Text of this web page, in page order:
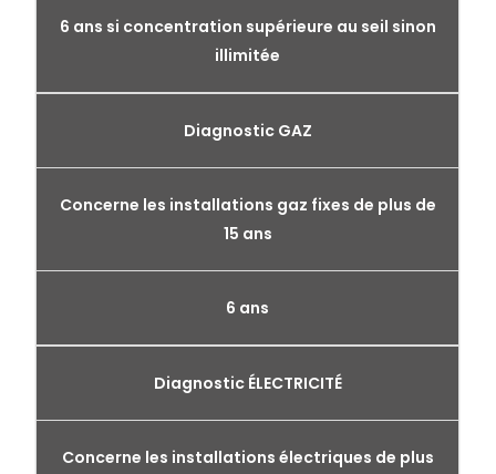
6 ans si concentration supérieure au seil sinon
illimitée
Diagnostic GAZ
Concerne les installations gaz fixes de plus de
15 ans
6 ans
Diagnostic ÉLECTRICITÉ
Concerne les installations électriques de plus